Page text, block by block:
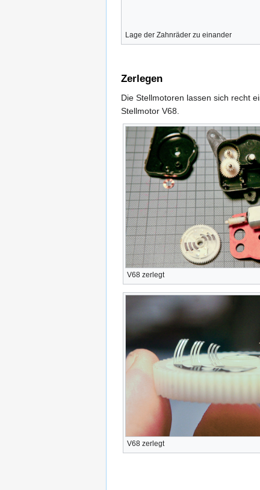
Lage der Zahnräder zu einander
Zerlegen
Die Stellmotoren lassen sich recht
Stellmotor V68.
V68 zerlegt
V68 zerlegt